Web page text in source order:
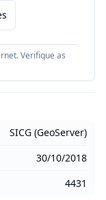
Verifique as
SICG (GeoServer)
30/10/2018
4431